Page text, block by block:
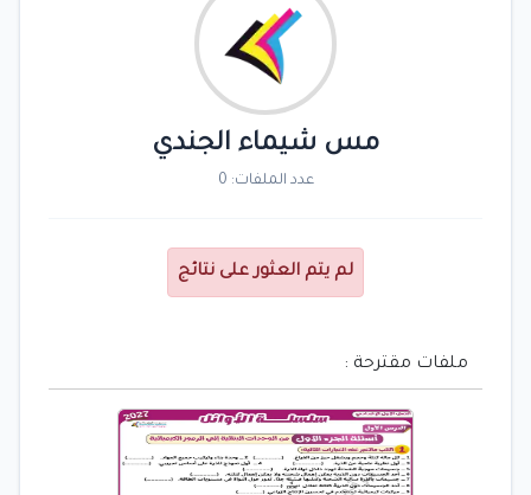
مس شيماء الجندي
عدد الملفات: 0
لم يتم العثور على نتائج
ملفات مقترحة :